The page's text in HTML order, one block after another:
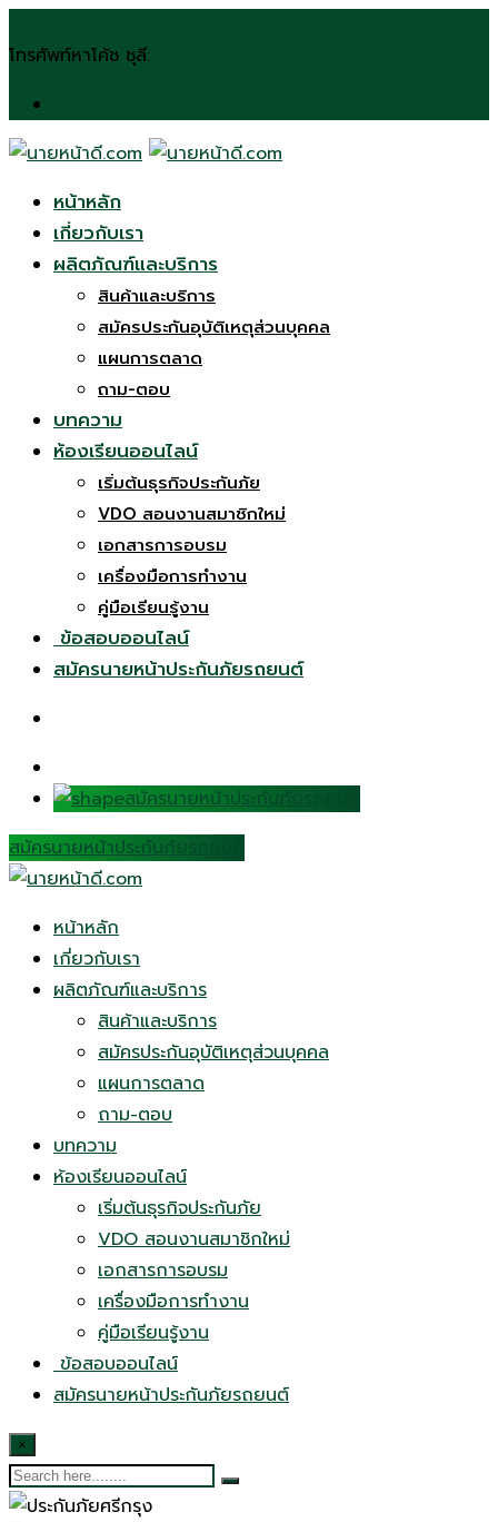
to
โทรศัพท์หาโค้ช ชุลี:
หน้าหลัก
เกี่ยวกับเรา
ผลิตภัณฑ์และบริการ
สินค้าและบริการ
สมัครประกันอุบัติเหตุส่วนบุคคล
แผนการตลาด
ถาม-ตอบ
บทความ
ห้องเรียนออนไลน์
เริ่มต้นธุรกิจประกันภัย
VDO สอนงานสมาชิกใหม่
เอกสารการอบรม
เครื่องมือการทำงาน
คู่มือเรียนรู้งาน
ข้อสอบออนไลน์
สมัครนายหน้าประกันภัยรถยนต์
สมัครนายหน้าประกันภัยรถยนต์
สมัครนายหน้าประกันภัยรถยนต์
หน้าหลัก
เกี่ยวกับเรา
ผลิตภัณฑ์และบริการ
สินค้าและบริการ
สมัครประกันอุบัติเหตุส่วนบุคคล
แผนการตลาด
ถาม-ตอบ
บทความ
ห้องเรียนออนไลน์
เริ่มต้นธุรกิจประกันภัย
VDO สอนงานสมาชิกใหม่
เอกสารการอบรม
เครื่องมือการทำงาน
คู่มือเรียนรู้งาน
ข้อสอบออนไลน์
สมัครนายหน้าประกันภัยรถยนต์
×